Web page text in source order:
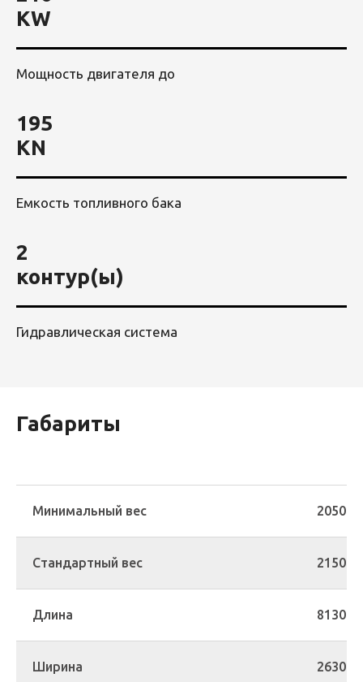
KW
Мощность двигателя до
195
KN
Емкость топливного бака
2
контур(ы)
Гидравлическая система
Габариты
Минимальный вес 20500
Стандартный вес 21500
Длина 8130
Ширина 2630 -